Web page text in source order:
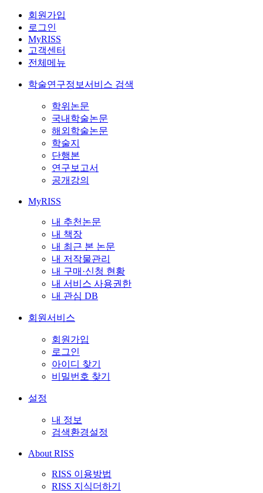
회원가입
로그인
MyRISS
고객센터
전체메뉴
학술연구정보서비스 검색
학위논문
국내학술논문
해외학술논문
학술지
단행본
연구보고서
공개강의
MyRISS
내 추천논문
내 책장
내 최근 본 논문
내 저작물관리
내 구매·신청 현황
내 서비스 사용권한
내 관심 DB
회원서비스
회원가입
로그인
아이디 찾기
비밀번호 찾기
설정
내 정보
검색환경설정
About RISS
RISS 이용방법
RISS 지식더하기